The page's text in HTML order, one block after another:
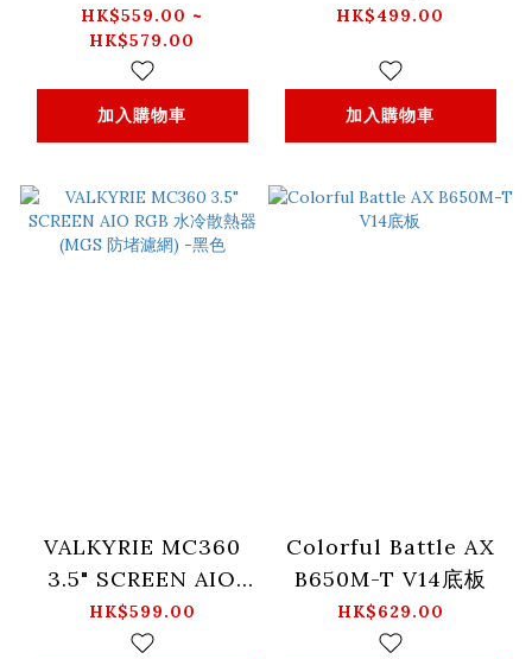
Gold 電源供應器 火
牛 (黑色/白色)
HK$559.00 ~
HK$579.00
加入購物車
RGB 水冷散熱器 -白
HK$499.00
加入購物車
VALKYRIE MC360
3.5" SCREEN AIO
RGB 水冷散熱器
(MGS 防堵濾網) -黑
HK$599.00
Colorful Battle AX
B650M-T V14底板
HK$629.00